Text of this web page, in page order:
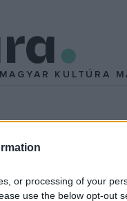
or processing of your
use the below opt-out
MAGYAR KULTÚRA